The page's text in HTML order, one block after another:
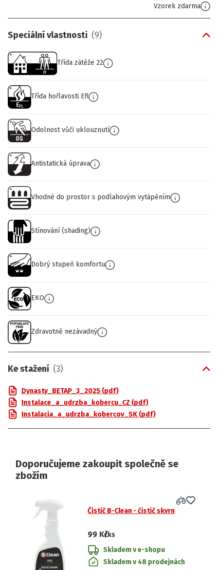
Vzorek zdarma
Speciální vlastnosti (9)
Třída zátěže 22
Třída hořlavosti Efl
Odolnost vůči uklouznutí
Antistatická úprava
Vhodné do prostor s podlahovým vytápěním
Stínování (shading)
Dobrý stupeň komfortu
EKO
Zdravotně nezávadný
Ke stažení (3)
Dynasty_BETAP_3_2025 (pdf)
Instalace_a_udrzba_kobercu_CZ (pdf)
Instalacia_a_udrzba_kobercov_SK (pdf)
Doporučujeme zakoupit společně se
zbožím
Čistič B-Clean - čistič skvrn
99 Kč/ks
Skladem v e-shopu
Skladem v 48 prodejnách